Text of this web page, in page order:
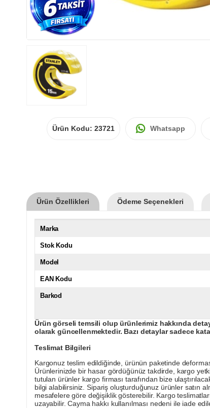
Ürün Kodu: 23721 Whatsapp
Ürün Özellikleri Ödeme Seçenekleri
Marka
Stok Kodu
Model
EAN Kodu
Barkod
Ürün görseli temsili olup ürünlerimiz hakkında
olarak güncellenmektedir. Bazı detaylar sadece
Teslimat Bilgileri
Kargonuz teslim edildiğinde, ürünün paketinde
Ürünlerinizde bir hasar gördüğünüz takdirde, kargo
tutulan ürünler kargo firması tarafından bize
bilgi alabilirsiniz. Sipariş oluşturduğunuz ürünler satın
mesafelere göre değişiklik gösterebilir. Kargo
uzayabilir. Cayma hakkı kullanılması nedeni ile iade